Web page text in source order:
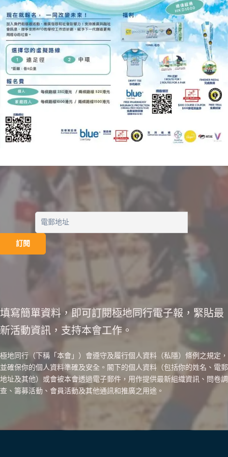
填寫簡單資料，即可訂閱極地同行電子報，緊貼最
新活動資訊，支持本會工作。
極地同行（下稱「本會」）會遵守及履行個人資料（私隱）條例之規定，
並確保你的個人資料準確及安全。閣下的個人資料（包括你的姓名、電郵
地址及其他）或會被本會透過電子郵件，用作提供最新組織資訊、問卷調
查、籌募活動、會員活動及其他通訊和推廣之用途。